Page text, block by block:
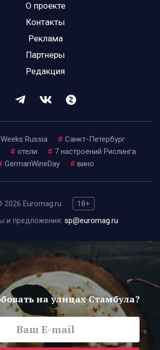
О проекте
Контакты
Реклама
Партнеры
Редакция
Russia # Санкт-Петербург
# отели # 7 настроений Рислинга
GermanWineDay # вино
2026 Euromag.ru
18+
и предложения: sp@euromag.ru
на улицах Стамбула?